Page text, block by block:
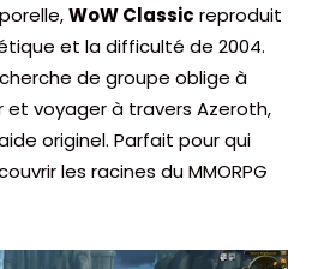
WoW Classic reproduit
et la difficulté de 2004.
de groupe oblige à
et voyager à travers Azeroth,
originel. Parfait pour qui
les racines du MMORPG